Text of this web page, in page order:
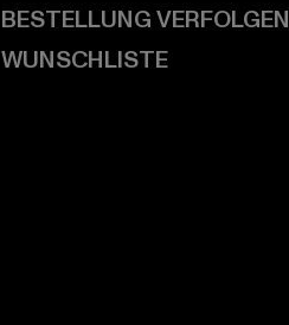
BESTELLUNG VERFOLGEN
WUNSCHLISTE